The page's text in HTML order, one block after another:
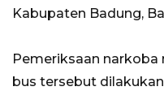
Kabupaten Badung,
Pemeriksaan
bus tersebut